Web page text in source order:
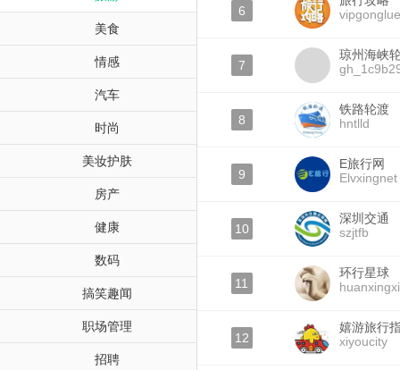
美食
情感
汽车
时尚
美妆护肤
房产
健康
数码
搞笑趣闻
职场管理
招聘
6
vipgonglue
7
琼州海峡
8
铁路轮渡
hntlld
9
E旅行网
Elvxingnet
10
深圳交通
szjtfb
11
环行星球
12
嬉游旅行
xiyoucity